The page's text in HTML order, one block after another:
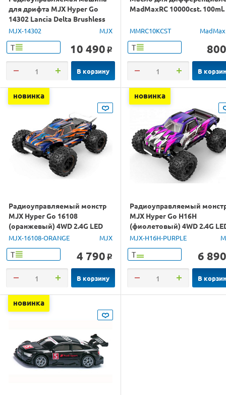
для дрифта MJX Hyper Go
14302 Lancia Delta Brushless
4WD 2.4G LED 1/14 RTR
MJX-14302 MJX
Т 10 490 o
В корзину
MadMaxRC 10000cst. 100ml.
MMRC10KCST
Т 800
В
новинка
Радиоуправляемый монстр
MJX Hyper Go 16108
(оранжевый) 4WD 2.4G LED
1/16 RTR
MJX-16108-ORANGE MJX
Т 4 790 o
В корзину
новинка
Радиоуправляемый
MJX Hyper Go H16H
(фиолетовый) 4WD 2.4G
GPS 1/16 RTR
MJX-H16H-PURPLE
Т 6 890
В
новинка